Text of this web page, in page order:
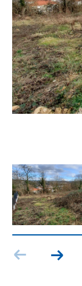
Budget
Budget
Surface
Surface
Pièces